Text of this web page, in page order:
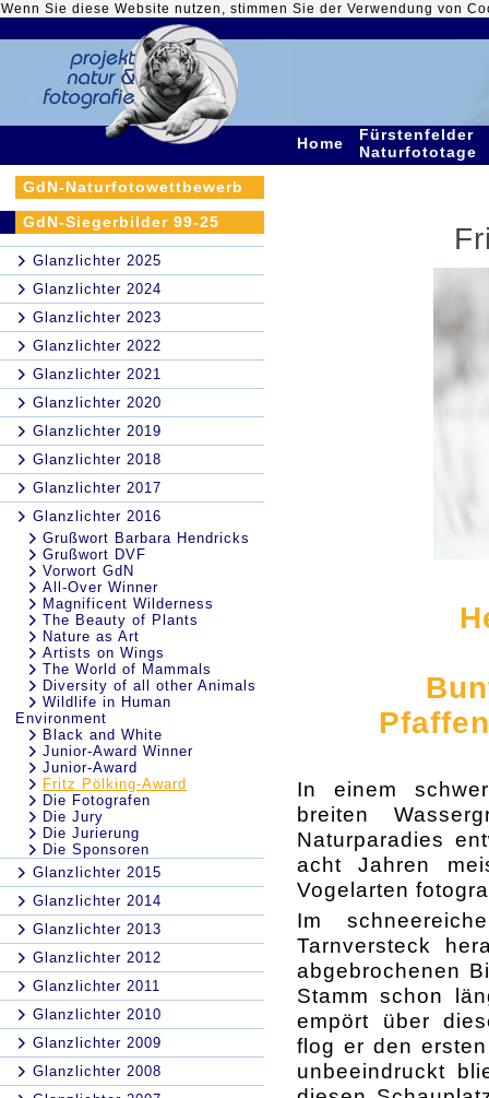
Wenn Sie diese Website nutzen, stimmen Sie der Verwendung von
Home
Fürstenfelder
Naturfototage
GdN-Naturfotowettbewerb
GdN-Siegerbilder 99-25
Glanzlichter 2025
Glanzlichter 2024
Glanzlichter 2023
Glanzlichter 2022
Glanzlichter 2021
Glanzlichter 2020
Glanzlichter 2019
Glanzlichter 2018
Glanzlichter 2017
Glanzlichter 2016
Grußwort Barbara Hendricks
Grußwort DVF
Vorwort GdN
All-Over Winner
Magnificent Wilderness
The Beauty of Plants
Nature as Art
Artists on Wings
The World of Mammals
Diversity of all other Animals
Wildlife in Human
Environment
Black and White
Junior-Award Winner
Junior-Award
Fritz Pölking-Award
Die Fotografen
Die Jury
Die Jurierung
Die Sponsoren
Glanzlichter 2015
Glanzlichter 2014
Glanzlichter 2013
Glanzlichter 2012
Glanzlichter 2011
Glanzlichter 2010
Glanzlichter 2009
Glanzlichter 2008
In einem
breiten
Naturparadies
acht Jahren
Vogelarten
Im
Tarnversteck
abgebrochenen
Stamm schon
empört über
flog er den
unbeeindruckt